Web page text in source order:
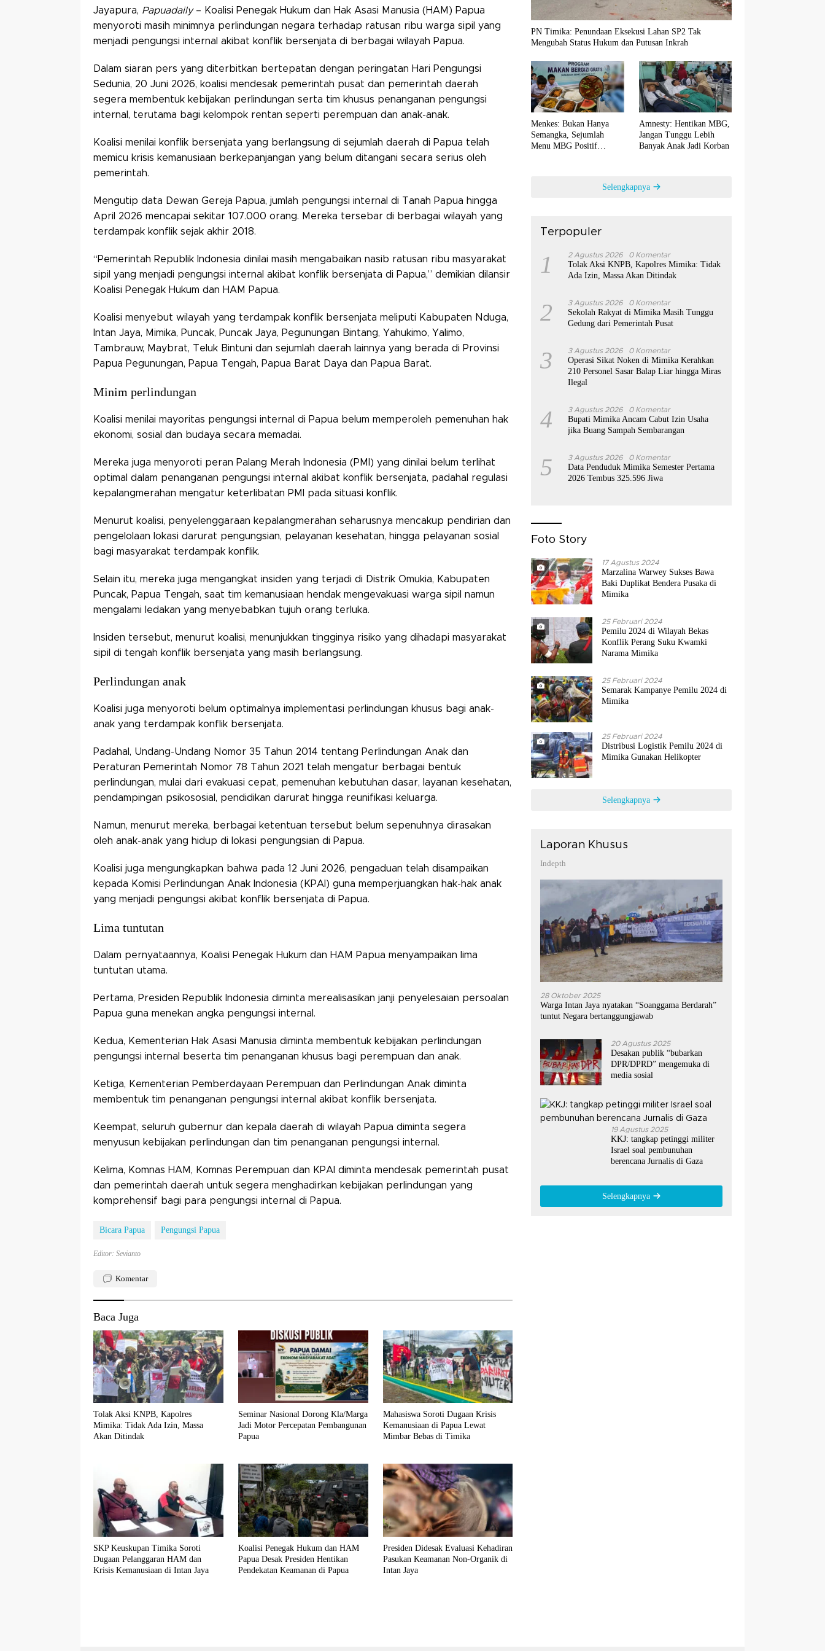
Jayapura, Papuadaily– Koalisi Penegak Hukum dan Hak Asasi Manusia (HAM) Papua
menyoroti masih minimnya perlindungan negara terhadap ratusan ribu warga sipil yang
menjadi pengungsi internal akibat konflik bersenjata di berbagai wilayah Papua.
Dalam siaran pers yang diterbitkan bertepatan dengan peringatan Hari Pengungsi
Sedunia, 20 Juni 2026, koalisi mendesak pemerintah pusat dan pemerintah daerah
segera membentuk kebijakan perlindungan serta tim khusus penanganan pengungsi
internal, terutama bagi kelompok rentan seperti perempuan dan anak-anak.
Koalisi menilai konflik bersenjata yang berlangsung di sejumlah daerah di Papua telah
memicu krisis kemanusiaan berkepanjangan yang belum ditangani secara serius oleh
pemerintah.
Mengutip data Dewan Gereja Papua, jumlah pengungsi internal di Tanah Papua hingga
April 2026 mencapai sekitar 107.000 orang. Mereka tersebar di berbagai wilayah yang
terdampak konflik sejak akhir 2018.
“Pemerintah Republik Indonesia dinilai masih mengabaikan nasib ratusan ribu masyarakat
sipil yang menjadi pengungsi internal akibat konflik bersenjata di Papua,” demikian dilansir
Koalisi Penegak Hukum dan HAM Papua.
Koalisi menyebut wilayah yang terdampak konflik bersenjata meliputi Kabupaten Nduga,
Intan Jaya, Mimika, Puncak, Puncak Jaya, Pegunungan Bintang, Yahukimo, Yalimo,
Tambrauw, Maybrat, Teluk Bintuni dan sejumlah daerah lainnya yang berada di Provinsi
Papua Pegunungan, Papua Tengah, Papua Barat Daya dan Papua Barat.
Minim perlindungan
Koalisi menilai mayoritas pengungsi internal di Papua belum memperoleh pemenuhan hak
ekonomi, sosial dan budaya secara memadai.
Mereka juga menyoroti peran Palang Merah Indonesia (PMI) yang dinilai belum terlihat
optimal dalam penanganan pengungsi internal akibat konflik bersenjata, padahal regulasi
kepalangmerahan mengatur keterlibatan PMI pada situasi konflik.
Menurut koalisi, penyelenggaraan kepalangmerahan seharusnya mencakup pendirian dan
pengelolaan lokasi darurat pengungsian, pelayanan kesehatan, hingga pelayanan sosial
bagi masyarakat terdampak konflik.
Selain itu, mereka juga mengangkat insiden yang terjadi di Distrik Omukia, Kabupaten
Puncak, Papua Tengah, saat tim kemanusiaan hendak mengevakuasi warga sipil namun
mengalami ledakan yang menyebabkan tujuh orang terluka.
Insiden tersebut, menurut koalisi, menunjukkan tingginya risiko yang dihadapi masyarakat
sipil di tengah konflik bersenjata yang masih berlangsung.
Perlindungan anak
Koalisi juga menyoroti belum optimalnya implementasi perlindungan khusus bagi anak-
anak yang terdampak konflik bersenjata.
Padahal, Undang-Undang Nomor 35 Tahun 2014 tentang Perlindungan Anak dan
Peraturan Pemerintah Nomor 78 Tahun 2021 telah mengatur berbagai bentuk
perlindungan, mulai dari evakuasi cepat, pemenuhan kebutuhan dasar, layanan kesehatan,
pendampingan psikososial, pendidikan darurat hingga reunifikasi keluarga.
Namun, menurut mereka, berbagai ketentuan tersebut belum sepenuhnya dirasakan
oleh anak-anak yang hidup di lokasi pengungsian di Papua.
Koalisi juga mengungkapkan bahwa pada 12 Juni 2026, pengaduan telah disampaikan
kepada Komisi Perlindungan Anak Indonesia (KPAI) guna memperjuangkan hak-hak anak
yang menjadi pengungsi akibat konflik bersenjata di Papua.
Lima tuntutan
Dalam pernyataannya, Koalisi Penegak Hukum dan HAM Papua menyampaikan lima
tuntutan utama.
Pertama, Presiden Republik Indonesia diminta merealisasikan janji penyelesaian persoalan
Papua guna menekan angka pengungsi internal.
Kedua, Kementerian Hak Asasi Manusia diminta membentuk kebijakan perlindungan
pengungsi internal beserta tim penanganan khusus bagi perempuan dan anak.
Ketiga, Kementerian Pemberdayaan Perempuan dan Perlindungan Anak diminta
membentuk tim penanganan pengungsi internal akibat konflik bersenjata.
Keempat, seluruh gubernur dan kepala daerah di wilayah Papua diminta segera
menyusun kebijakan perlindungan dan tim penanganan pengungsi internal.
Kelima, Komnas HAM, Komnas Perempuan dan KPAI diminta mendesak pemerintah pusat
dan pemerintah daerah untuk segera menghadirkan kebijakan perlindungan yang
komprehensif bagi para pengungsi internal di Papua.
Bicara Papua Pengungsi Papua
Editor: Sevianto
Komentar
Baca Juga
Tolak Aksi KNPB, Kapolres
Mimika: Tidak Ada Izin, Massa
Akan Ditindak
Seminar Nasional Dorong Kla/Marga
Jadi Motor Percepatan Pembangunan
Papua
Mahasiswa Soroti Dugaan Krisis
Kemanusiaan di Papua Lewat
Mimbar Bebas di Timika
SKP Keuskupan Timika Soroti
Dugaan Pelanggaran HAM dan
Krisis Kemanusiaan di Intan Jaya
Koalisi Penegak Hukum dan HAM
Papua Desak Presiden Hentikan
Pendekatan Keamanan di Papua
Presiden Didesak Evaluasi Kehadiran
Pasukan Keamanan Non-Organik di
Intan Jaya
PN Timika: Penundaan Eksekusi Lahan SP2 Tak
Mengubah Status Hukum dan Putusan Inkrah
Menkes: Bukan Hanya
Semangka, Sejumlah
Menu MBG Positif
Amnesty: Hentikan MBG,
Jangan Tunggu Lebih
Banyak Anak Jadi Korban
Selengkapnya
Terpopuler
1 2 Agustus 2026 0 Komentar
Tolak Aksi KNPB, Kapolres Mimika: Tidak
Ada Izin, Massa Akan Ditindak
2 3 Agustus 2026 0 Komentar
Sekolah Rakyat di Mimika Masih Tunggu
Gedung dari Pemerintah Pusat
3 3 Agustus 2026 0 Komentar
Operasi Sikat Noken di Mimika Kerahkan
210 Personel Sasar Balap Liar hingga Miras
Ilegal
4 3 Agustus 2026 0 Komentar
Bupati Mimika Ancam Cabut Izin Usaha
jika Buang Sampah Sembarangan
5 3 Agustus 2026 0 Komentar
Data Penduduk Mimika Semester Pertama
2026 Tembus 325.596 Jiwa
Foto Story
17 Agustus 2024
Marzalina Warwey Sukses Bawa
Baki Duplikat Bendera Pusaka di
Mimika
25 Februari 2024
Pemilu 2024 di Wilayah Bekas
Konflik Perang Suku Kwamki
Narama Mimika
25 Februari 2024
Semarak Kampanye Pemilu 2024 di
Mimika
25 Februari 2024
Distribusi Logistik Pemilu 2024 di
Mimika Gunakan Helikopter
Selengkapnya
Laporan Khusus
Indepth
28 Oktober 2025
Warga Intan Jaya nyatakan “Soanggama Berdarah”
tuntut Negara bertanggungjawab
20 Agustus 2025
Desakan publik “bubarkan
DPR/DPRD” mengemuka di
media sosial
19 Agustus 2025
KKJ: tangkap petinggi militer
Israel soal pembunuhan
berencana Jurnalis di Gaza
Selengkapnya